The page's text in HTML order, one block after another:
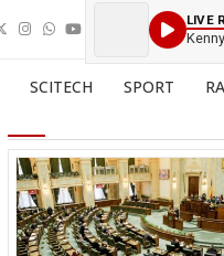
LIVE
SCITECH SPORT